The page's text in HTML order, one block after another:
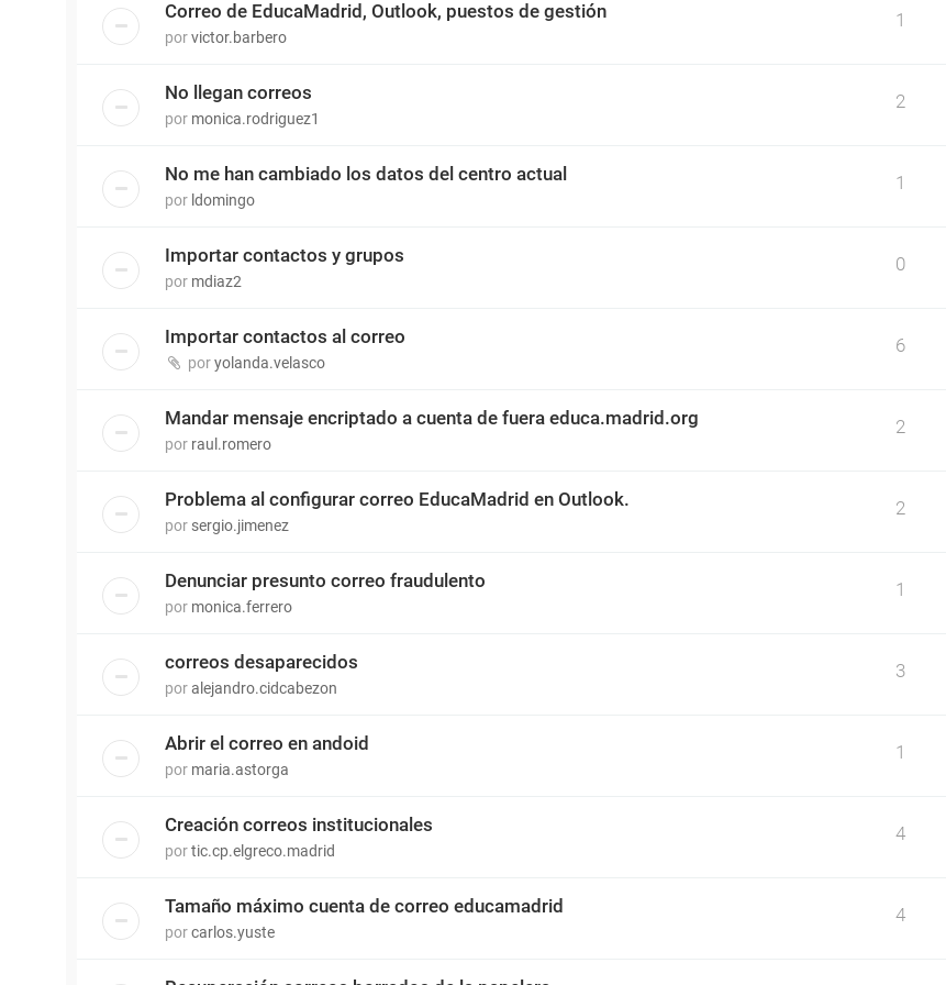
Correo de EducaMadrid, Outlook, puestos de gestión
porvictor.barbero
1
No llegan correos
por monica.rodriguez1
2
No me han cambiado los datos del centro actual
por ldomingo
1
Importar contactos y grupos
por mdiaz2
0
Importar contactos al correo
poryolanda.velasco
6
Mandar mensaje encriptado a cuenta de fuera educa.madrid.org
por raul.romero
2
Problema al configurar correo EducaMadrid en Outlook.
por sergio.jimenez
2
Denunciar presunto correo fraudulento
por monica.ferrero
1
correos desaparecidos
poralejandro.cidcabezon
3
Abrir el correo en andoid
por maria.astorga
1
Creación correos institucionales
portic.cp.elgreco.madrid
4
Tamaño máximo cuenta de correo educamadrid
porcarlos.yuste
4